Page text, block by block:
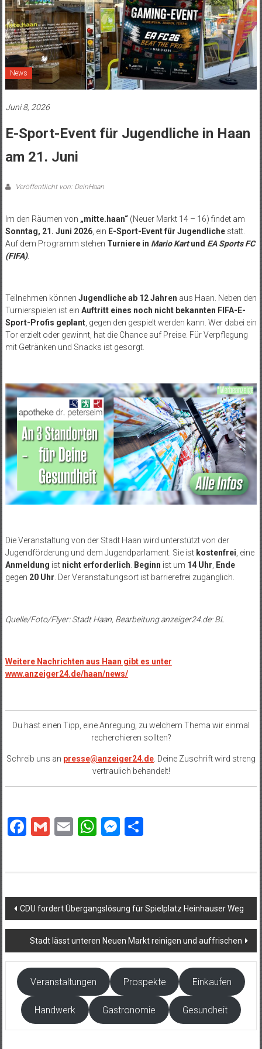
News
Juni 8, 2026
E-Sport-Event für Jugendliche in Haan
am 21. Juni
Veröffentlicht von: DeinHaan
Im den Räumen von „mitte.haan“(Neuer Markt 14 – 16) findet am
Sonntag, 21. Juni 2026, ein E-Sport-Event für Jugendlichestatt.
Auf dem Programm stehen Turniere in Mario Kartund EA Sports FC
(FIFA).
Teilnehmen können Jugendliche ab 12 Jahren aus Haan. Neben den
Turnierspielen ist ein Auftritt eines noch nicht bekannten FIFA-E-
Sport-Profis geplant, gegen den gespielt werden kann. Wer dabei ein
Tor erzielt oder gewinnt, hat die Chance auf Preise. Für Verpflegung
mit Getränken und Snacks ist gesorgt.
Die Veranstaltung von der Stadt Haan wird unterstützt von der
Jugendförderung und dem Jugendparlament. Sie ist kostenfrei, eine
Anmeldung ist nicht erforderlich. Beginn ist um 14 Uhr, Ende
gegen 20 Uhr. Der Veranstaltungsort ist barrierefrei zugänglich.
Quelle/Foto/Flyer: Stadt Haan, Bearbeitunganzeiger24.de: BL
Weitere Nachrichten aus Haan gibt es unter
www.anzeiger24.de/haan/news/
Du hast einen Tipp, eine Anregung, zu welchem Thema wir einmal
recherchieren sollten?
Schreib uns an presse@anzeiger24.de. Deine Zuschrift wird streng
vertraulich behandelt!
Facebook
GmailEmailWhatsApp
Messenger
Beitragsnavigation
CDU fordert Übergangslösung für Spielplatz Heinhauser Weg
Stadt lässt unteren Neuen Markt reinigen und auffrischen
Veranstaltungen Prospekte Einkaufen
Handwerk Gastronomie Gesundheit